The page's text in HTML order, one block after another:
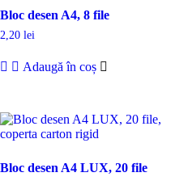
Bloc desen A4, 8 file
2,20 lei
Adaugă în coș
Bloc desen A4 LUX, 20 file